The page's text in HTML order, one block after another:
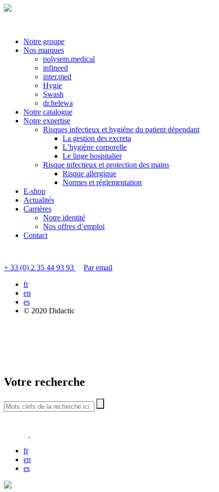
Notre groupe
Nos marques
polysem.medical
infineed
inter.med
Hygie
Swash
dr.helewa
Notre catalogue
Notre expertise
Risques infectieux et hygiène du patient dépendant
La gestion des excreta
L’hygiène corporelle
Le linge hospitalier
Risque infectieux et protection des mains
Risque allergique
Normes et réglementation
E-shop
Actualités
Carrières
Notre identité
Nos offres d’emploi
Contact
+ 33 (0) 2 35 44 93 93
Par email
fr
en
es
© 2020 Didactic
Votre recherche
fr
en
es